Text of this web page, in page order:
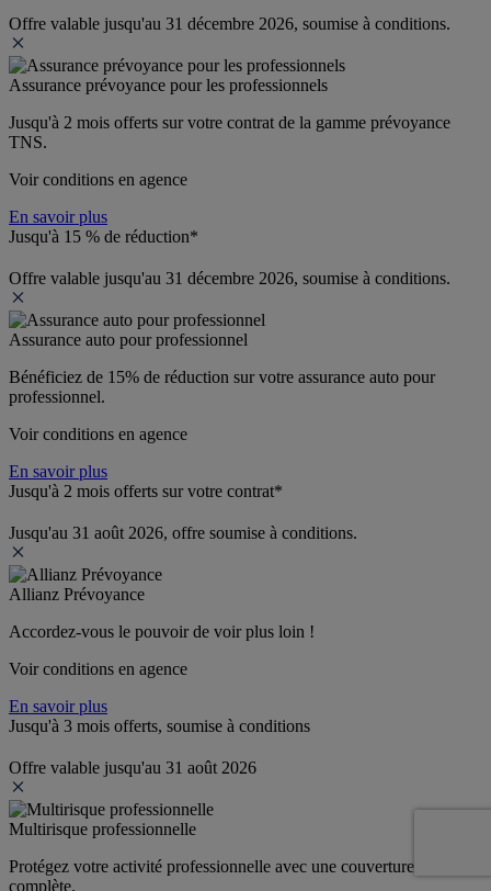
Offre valable jusqu'au 31 décembre 2026, soumise à conditions.
Assurance prévoyance pour les professionnels
Jusqu'à 2 mois offerts sur votre contrat de la gamme prévoyance
TNS.
Voir conditions en agence
En savoir plus
Jusqu'à 15 % de réduction*
Offre valable jusqu'au 31 décembre 2026, soumise à conditions.
Assurance auto pour professionnel
Bénéficiez de 15% de réduction sur votre assurance auto pour
professionnel.
Voir conditions en agence
En savoir plus
Jusqu'à 2 mois offerts sur votre contrat*
Jusqu'au 31 août 2026, offre soumise à conditions.
Allianz Prévoyance
Accordez-vous le pouvoir de voir plus loin !
Voir conditions en agence
En savoir plus
Jusqu'à 3 mois offerts, soumise à conditions
Offre valable jusqu'au 31 août 2026
Multirisque professionnelle
Protégez votre activité professionnelle avec une couverture
complète.